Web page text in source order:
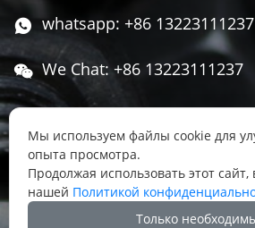
 whatsapp: +86 13223111237
 We Chat: +86 13223111237
Адрес: Северная часть
Чжоуцунь, поселок Сису,
город Ханьдань,
 
Мы используем файлы cookie для
опыта просмотра.
Продолжая использовать этот сайт,
нашей Политикой
Только